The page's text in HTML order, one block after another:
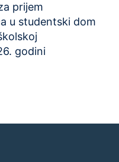
prijem
u studentski dom
godini